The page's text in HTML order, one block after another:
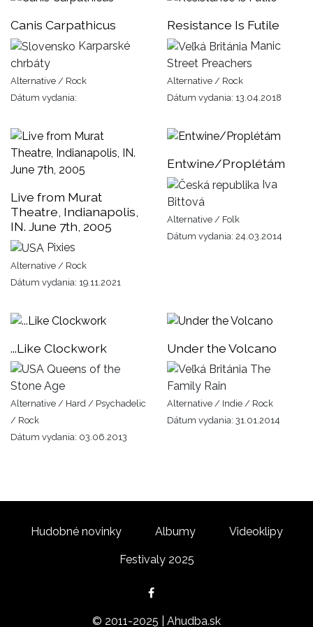
Canis Carpathicus
Karparské
chrbáty
Alternative / Rock
Dátum vydania:
Resistance Is Futile
Manic
Street Preachers
Alternative / Rock
Dátum vydania: 13.04.2018
Live from Murat
Theatre, Indianapolis,
IN. June 7th, 2005
Pixies
Alternative / Rock
Dátum vydania: 19.11.2021
Entwine/Proplétám
Iva
Bittová
Alternative / Folk
Dátum vydania: 24.03.2014
...Like Clockwork
Queens of the
Stone Age
Alternative / Hard / Psychadelic
/ Rock
Dátum vydania: 03.06.2013
Under the Volcano
The
Family Rain
Alternative / Indie / Rock
Dátum vydania: 31.01.2014
Hudobné novinky Albumy Videoklipy
Festivaly 2025
© 2011-2025 | Ahudba.sk